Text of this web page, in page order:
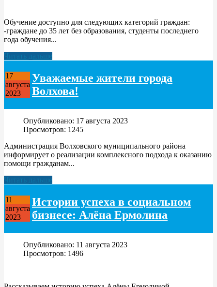
Обучение доступно для следующих категорий граждан:
-граждане до 35 лет без образования, студенты последнего
года обучения...
Читать дальше
17
августа
2023
Уважаемые жители города
Волхова!
Опубликовано: 17 августа 2023
Просмотров: 1245
Администрация Волховского муниципального района
информирует о реализации комплексного подхода к оказанию
помощи гражданам...
Читать дальше
11
августа
2023
Истории успеха в социальном
бизнесе: Алёна Ермолина
Опубликовано: 11 августа 2023
Просмотров: 1496